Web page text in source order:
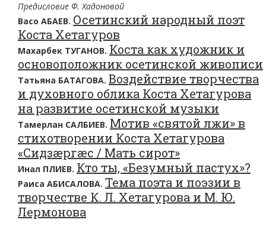
Предисловие Ф. Хадоновой
Васо АБАЕВ. Осетинский народный поэт
Коста Хетагуров
Махарбек ТУГАНОВ. Коста как художник и
основоположник осетинской живописи
Татьяна БАТАГОВА. Воздействие творчества
и духовного облика Коста Хетагурова
на развитие осетинской музыки
Тамерлан САЛБИЕВ. Мотив «святой лжи» в
стихотворении Коста Хетагурова
«Сидзæргæс / Мать сирот»
Инал ПЛИЕВ. Кто ты, «Безумный пастух»?
Раиса АБИСАЛОВА. Тема поэта и поэзии в
творчестве К. Л. Хетагурова и М. Ю.
Лермонова